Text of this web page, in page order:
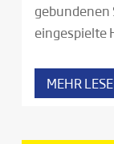
gebundenen
eingespielte
MEHR